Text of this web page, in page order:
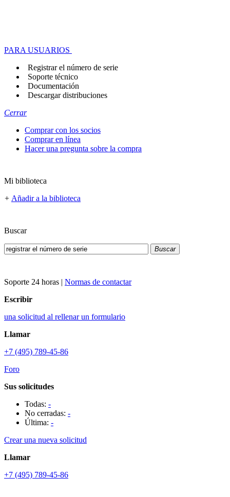
PARA USUARIOS
Registrar el número de serie
Soporte técnico
Documentación
Descargar distribuciones
Cerrar
Comprar con los socios
Comprar en línea
Hacer una pregunta sobre la compra
Mi biblioteca
+ Añadir a la biblioteca
Buscar
Buscar
Soporte 24 horas | Normas de contactar
Escribir
una solicitud al rellenar un formulario
Llamar
+7 (495) 789-45-86
Foro
Sus solicitudes
Todas: -
No cerradas: -
Última: -
Crear una nueva solicitud
Llamar
+7 (495) 789-45-86